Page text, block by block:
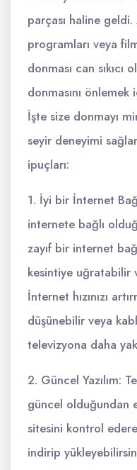
parçası haline
programları veya
donması can
donmasını
İşte size donmayı
seyir deneyimi
ipuçları:
1. İyi bir İnternet
internete bağlı
zayıf bir internet
kesintiye uğratabilir
İnternet hızınızı
düşünebilir veya
televizyona daha
2. Güncel Yazılım:
güncel olduğundan
sitesini kontrol
indirip